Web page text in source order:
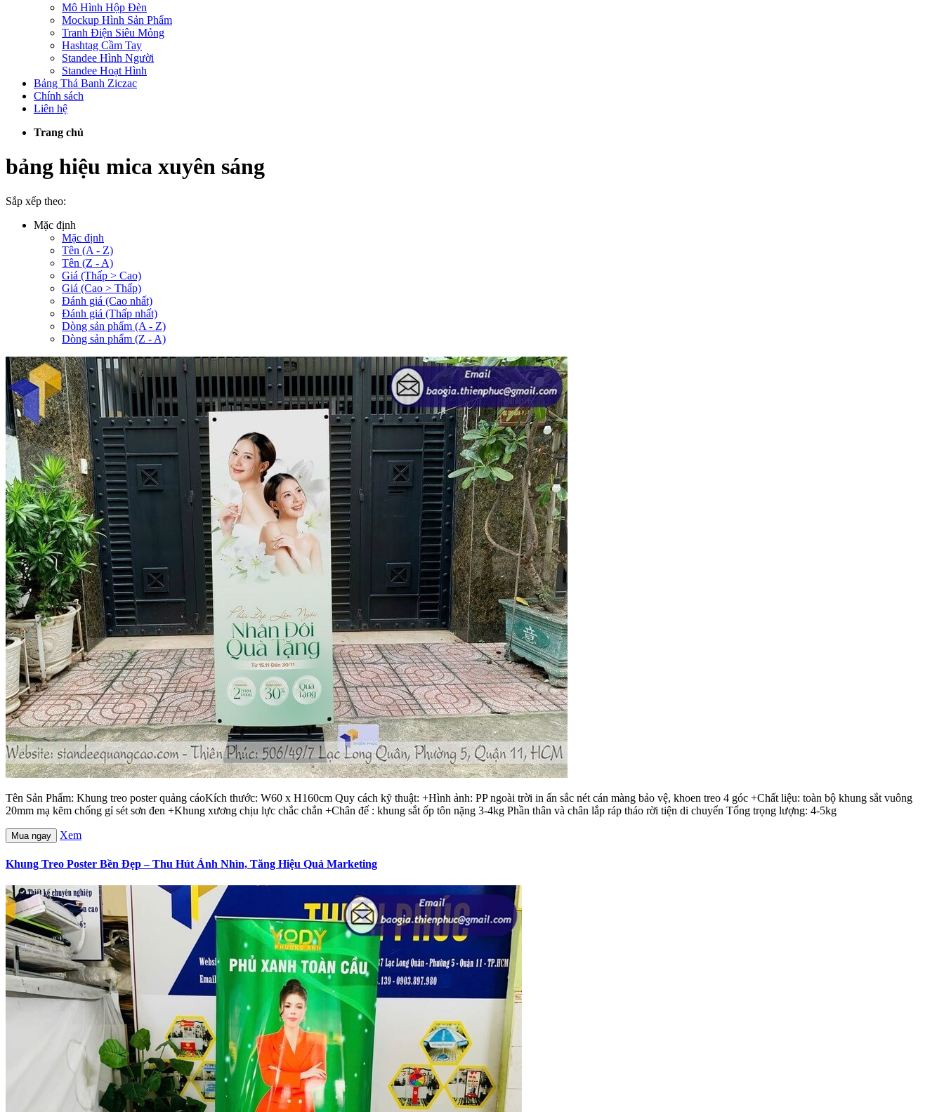
Mô Hình Hộp Đèn
Mockup Hình Sản Phẩm
Tranh Điện Siêu Mỏng
Hashtag Cầm Tay
Standee Hình Người
Standee Hoạt Hình
Bảng Thả Banh Ziczac
Chính sách
Liên hệ
Trang chủ
bảng hiệu mica xuyên sáng
Sắp xếp theo:
Mặc định
Mặc định
Tên (A - Z)
Tên (Z - A)
Giá (Thấp > Cao)
Giá (Cao > Thấp)
Đánh giá (Cao nhất)
Đánh giá (Thấp nhất)
Dòng sản phẩm (A - Z)
Dòng sản phẩm (Z - A)
Tên Sản Phẩm: Khung treo poster quảng cáoKích thước: W60 x H160cm Quy cách kỹ thuật: +Hình ảnh: PP ngoài trời in ấn sắc nét cán màng bảo vệ, khoen treo 4 góc +Chất liệu: toàn bộ khung sắt vuông
20mm mạ kẽm chống gỉ sét sơn đen +Khung xương chịu lực chắc chắn +Chân đế : khung sắt ốp tôn nặng 3-4kg Phần thân và chân lắp ráp tháo rời tiện di chuyển Tổng trọng lượng: 4-5kg
Mua ngay Xem
Khung Treo Poster Bền Đẹp – Thu Hút Ánh Nhìn, Tăng Hiệu Quả Marketing